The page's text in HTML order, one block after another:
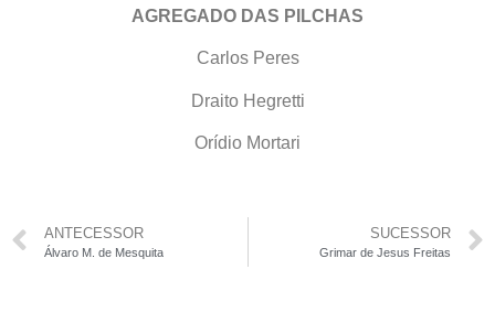
AGREGADO DAS PILCHAS
Carlos Peres
Draito Hegretti
Orídio Mortari
ANTECESSOR
Álvaro M. de Mesquita
SUCESSOR
Grimar de Jesus Freitas